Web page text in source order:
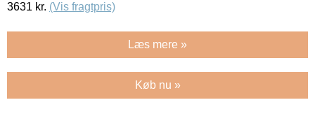
3631 kr. (Vis fragtpris)
Læs mere »
Køb nu »